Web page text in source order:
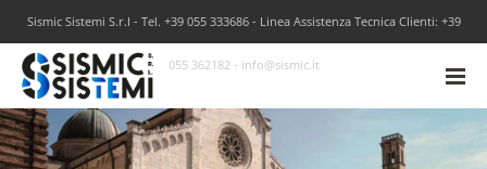
Sismic Sistemi S.r.l - Tel. +39 055 333686 - Linea Assistenza Tecnica Clienti: +39
055 362182 - info@sismic.it